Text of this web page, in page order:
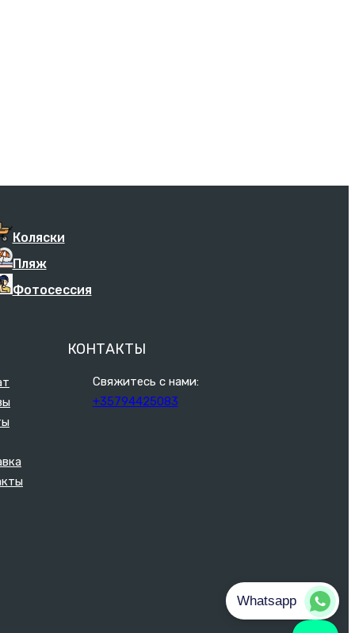
Коляски
Пляж
Фотосессия
КОНТАКТЫ
Свяжитесь с нами:
+35794425083